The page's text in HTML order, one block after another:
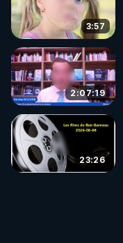
3:57
2:07:19
23:26